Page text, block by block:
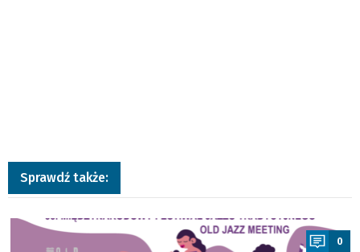
Sprawdź także:
a
0